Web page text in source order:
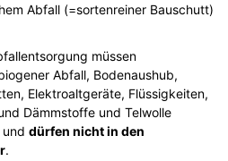
Abfall (=sortenreiner Bauschutt)
müssen
Abfall, Bodenaushub,
Elektroaltgeräte, Flüssigkeiten,
Dämmstoffe und Telwolle
unddürfen nicht in den
.